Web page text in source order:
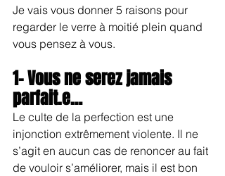
Je vais vous donner 5 raisons pour
regarder le verre à moitié plein quand
vous pensez à vous.
1- Vous ne serez jamais
parfait.e…
Le culte de la perfection est une
injonction extrêmement violente. Il ne
s’agit en aucun cas de renoncer au fait
de vouloir s’améliorer, mais il est bon